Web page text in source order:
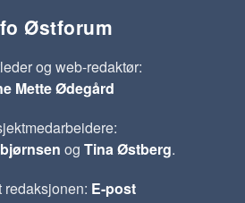
Østforum
og web-redaktør:
Mette Ødegård
og Tina Østberg.
redaksjonen: E-post